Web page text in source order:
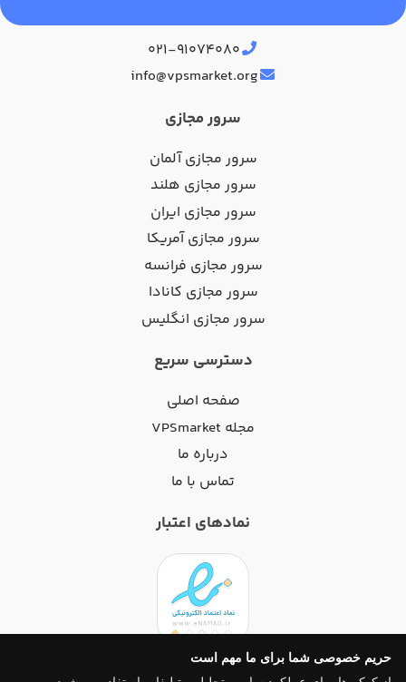
۰۲۱-۹۱۰۷۴۰۸۰
info@vpsmarket.org
سرور مجازی
سرور مجازی آلمان
سرور مجازی هلند
سرور مجازی ایران
سرور مجازی آمریکا
سرور مجازی فرانسه
سرور مجازی کانادا
سرور مجازی انگلیس
دسترسی سریع
صفحه اصلی
مجله VPSmarket
درباره ما
تماس با ما
نمادهای اعتبار
حریم خصوصی شما برای ما مهم است